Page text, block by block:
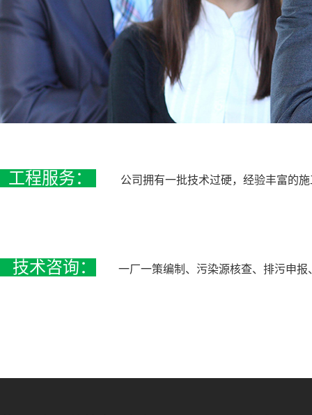
工程服务： 公司拥有一批技术过硬，经验丰富的
技术咨询： 一厂一策编制 、污染源核查、排污申